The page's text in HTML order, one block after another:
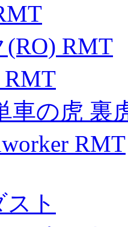
RMT
車の虎 裏
RMT
ト